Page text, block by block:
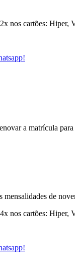
nos cartões: Hiper,
a matrícula
mensalidades de
nos cartões: Hiper,